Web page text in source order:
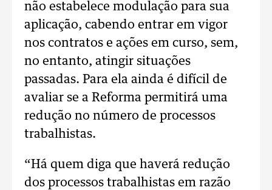
não estabelece modulação para sua
aplicação, cabendo entrar em vigor
nos contratos e ações em curso, sem,
no entanto, atingir situações
passadas. Para ela ainda é difícil de
avaliar se a Reforma permitirá uma
redução no número de processos
trabalhistas.
“Há quem diga que haverá redução
dos processos trabalhistas em razão